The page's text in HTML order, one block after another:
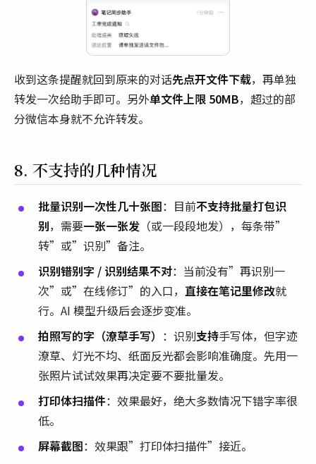
收到这条提醒就回到原来的对话先点开文件下载，再单独
转发一次给助手即可。另外单文件上限 50MB，超过的部
分微信本身就不允许转发。
8. 不支持的几种情况
批量识别一次性几十张图：目前不支持批量打包识
别，需要一张一张发 （或一段段地发），每条带”
转”或”识别”备注。
识别错别字 / 识别结果不对：当前没有”再识别一
次”或”在线修订”的入口， 直接在笔记里修改就
行。AI 模型升级后会逐步变准。
拍照写的字（潦草手写） ：识别支持手写体，但字迹
潦草、灯光不均、纸面反光都会影响准确度。先用一
张照片试试效果再决定要不要批量发。
打印体扫描件：效果最好，绝大多数情况下错字率很
低。
屏幕截图：效果跟”打印体扫描件”接近。